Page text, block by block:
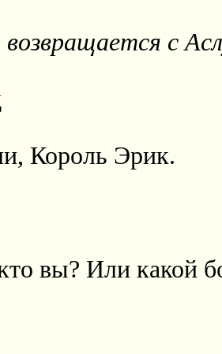
с
Король Эрик.
вы? Или какой